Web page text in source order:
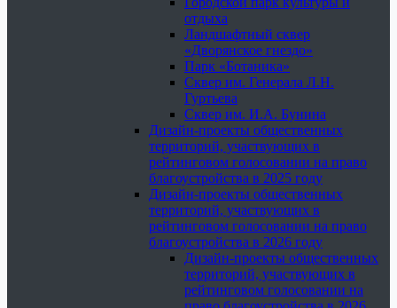
отдыха
Ландшафтный сквер
«Дворянское гнездо»
Парк «Ботаника»
Сквер им. Генерала Л.Н.
Гуртьева
Сквер им. И.А. Бунина
Дизайн-проекты общественных
территорий, участвующих в
рейтинговом голосовании на право
благоустройства в 2025 году
Дизайн-проекты общественных
территорий, участвующих в
рейтинговом голосовании на право
благоустройства в 2026 году
Дизайн-проекты общественных
территорий, участвующих в
рейтинговом голосовании на